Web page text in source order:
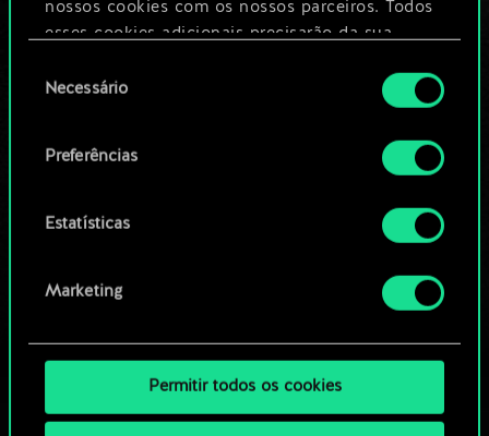
nossos cookies com os nossos parceiros. Todos
esses cookies adicionais precisarão da sua
Você encontrará todos os detalhes sobre o uso
de cookies e poderá ajustar as suas preferências
no menu "Configurações" abaixo.
deNecessário
Preferências
Estatísticas
Marketing
Permitir todos os cookies
comunidade